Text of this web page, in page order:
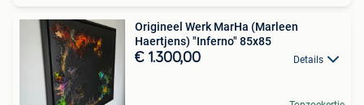
Origineel Werk MarHa (Marleen
Haertjens) "Inferno" 85x85
€ 1.300,00 Details